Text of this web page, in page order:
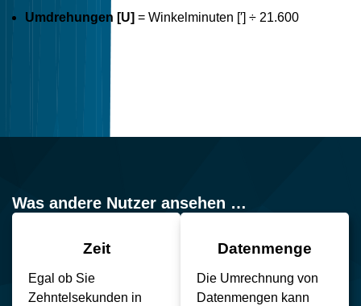
Umdrehungen [U] = Winkelminuten [′] ÷ 21.600
Was andere Nutzer ansehen …
Zeit
Egal ob Sie
Zehntelsekunden in
Datenmenge
Die Umrechnung von
Datenmengen kann